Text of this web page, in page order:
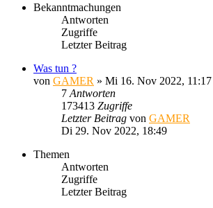
Bekanntmachungen
Antworten
Zugriffe
Letzter Beitrag
Was tun ?
von GAMER » Mi 16. Nov 2022, 11:17
7 Antworten
173413 Zugriffe
Letzter Beitrag von GAMER
Di 29. Nov 2022, 18:49
Themen
Antworten
Zugriffe
Letzter Beitrag